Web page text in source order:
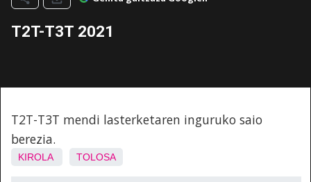
T2T-T3T 2021
T2T-T3T mendi lasterketaren inguruko saio
berezia.
KIROLA TOLOSA